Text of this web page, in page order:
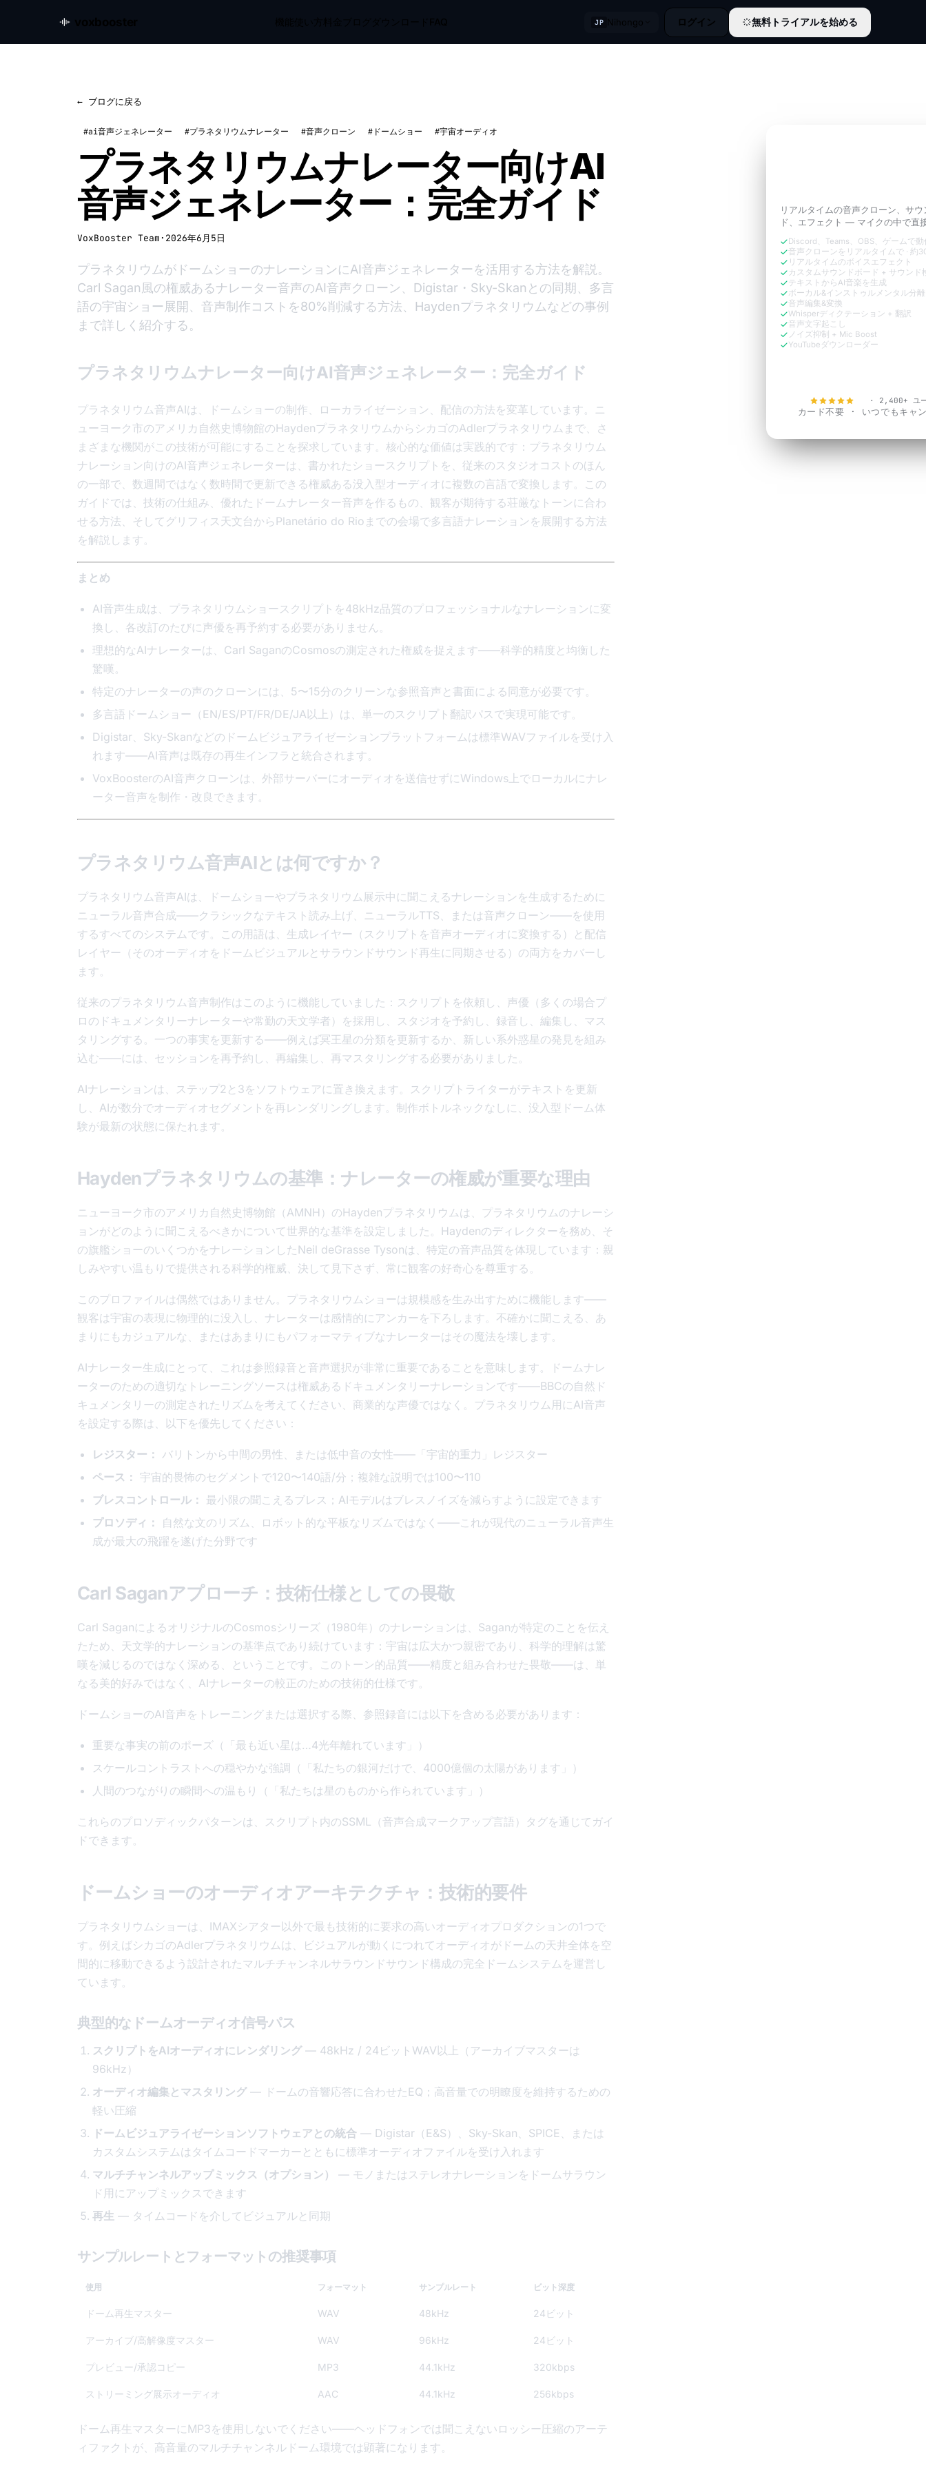
JP Nihongo ログイン 無料トライアルを始める
← ブログに戻る
#ai音声ジェネレーター #プラネタリウムナレーター #音声クローン #ドームショー #宇宙オーディオ
プラネタリウムナレーター向けAI
音声ジェネレーター：完全ガイド
VoxBooster Team · 2026年6月5日
プラネタリウムがドームショーのナレーションにAI音声ジェネレーターを活用する方法を解説。
Carl Sagan風の権威あるナレーター音声のAI音声クローン、Digistar・Sky-Skanとの同期、多言
語の宇宙ショー展開、音声制作コストを80%削減する方法、Haydenプラネタリウムなどの事例
まで詳しく紹介する。
プラネタリウムナレーター向けAI音声ジェネレーター：完全ガイド
プラネタリウム音声AIは、ドームショーの制作、ローカライゼーション、配信の方法を変革しています。ニ
ューヨーク市のアメリカ自然史博物館のHaydenプラネタリウムからシカゴのAdlerプラネタリウムまで、さ
まざまな機関がこの技術が可能にすることを探求しています。核心的な価値は実践的です：プラネタリウム
ナレーション向けのAI音声ジェネレーターは、書かれたショースクリプトを、従来のスタジオコストのほん
の一部で、数週間ではなく数時間で更新できる権威ある没入型オーディオに複数の言語で変換します。この
ガイドでは、技術の仕組み、優れたドームナレーター音声を作るもの、観客が期待する荘厳なトーンに合わ
せる方法、そしてグリフィス天文台からPlanetário do Rioまでの会場で多言語ナレーションを展開する方法
を解説します。
まとめ
AI音声生成は、プラネタリウムショースクリプトを48kHz品質のプロフェッショナルなナレーションに変
換し、各改訂のたびに声優を再予約する必要がありません。
理想的なAIナレーターは、Carl SaganのCosmosの測定された権威を捉えます——科学的精度と均衡した
驚嘆。
特定のナレーターの声のクローンには、5〜15分のクリーンな参照音声と書面による同意が必要です。
多言語ドームショー（EN/ES/PT/FR/DE/JA以上）は、単一のスクリプト翻訳パスで実現可能です。
Digistar、Sky-Skanなどのドームビジュアライゼーションプラットフォームは標準WAVファイルを受け入
れます——AI音声は既存の再生インフラと統合されます。
VoxBoosterのAI音声クローンは、外部サーバーにオーディオを送信せずにWindows上でローカルにナレ
ーター音声を制作・改良できます。
プラネタリウム音声AIとは何ですか？
プラネタリウム音声AIは、ドームショーやプラネタリウム展示中に聞こえるナレーションを生成するために
ニューラル音声合成——クラシックなテキスト読み上げ、ニューラルTTS、または音声クローン——を使用
するすべてのシステムです。この用語は、生成レイヤー（スクリプトを音声オーディオに変換する）と配信
レイヤー（そのオーディオをドームビジュアルとサラウンドサウンド再生に同期させる）の両方をカバーし
ます。
従来のプラネタリウム音声制作はこのように機能していました：スクリプトを依頼し、声優（多くの場合プ
ロのドキュメンタリーナレーターや常勤の天文学者）を採用し、スタジオを予約し、録音し、編集し、マス
タリングする。一つの事実を更新する——例えば冥王星の分類を更新するか、新しい系外惑星の発見を組み
込む——には、セッションを再予約し、再編集し、再マスタリングする必要がありました。
AIナレーションは、ステップ2と3をソフトウェアに置き換えます。スクリプトライターがテキストを更新
し、AIが数分でオーディオセグメントを再レンダリングします。制作ボトルネックなしに、没入型ドーム体
験が最新の状態に保たれます。
Haydenプラネタリウムの基準：ナレーターの権威が重要な理由
ニューヨーク市のアメリカ自然史博物館（AMNH）のHaydenプラネタリウムは、プラネタリウムのナレーシ
ョンがどのように聞こえるべきかについて世界的な基準を設定しました。Haydenのディレクターを務め、そ
の旗艦ショーのいくつかをナレーションしたNeil deGrasse Tysonは、特定の音声品質を体現しています：親
しみやすい温もりで提供される科学的権威、決して見下さず、常に観客の好奇心を尊重する。
このプロファイルは偶然ではありません。プラネタリウムショーは規模感を生み出すために機能します——
観客は宇宙の表現に物理的に没入し、ナレーターは感情的にアンカーを下ろします。不確かに聞こえる、あ
まりにもカジュアルな、またはあまりにもパフォーマティブなナレーターはその魔法を壊します。
AIナレーター生成にとって、これは参照録音と音声選択が非常に重要であることを意味します。ドームナレ
ーターのための適切なトレーニングソースは権威あるドキュメンタリーナレーションです——BBCの自然ド
キュメンタリーの測定されたリズムを考えてください、商業的な声優ではなく。プラネタリウム用にAI音声
を設定する際は、以下を優先してください：
レジスター： バリトンから中間の男性、または低中音の女性——「宇宙的重力」レジスター
ペース： 宇宙的畏怖のセグメントで120〜140語/分；複雑な説明では100〜110
ブレスコントロール： 最小限の聞こえるブレス；AIモデルはブレスノイズを減らすように設定できます
プロソディ：
自然な文のリズム、ロボット的な平板なリズムではなく——これが現代のニューラル音声生
成が最大の飛躍を遂げた分野です
Carl Saganアプローチ：技術仕様としての畏敬
Carl SaganによるオリジナルのCosmosシリーズ（1980年）のナレーションは、Saganが特定のことを伝え
たため、天文学的ナレーションの基準点であり続けています：宇宙は広大かつ親密であり、科学的理解は驚
嘆を減じるのではなく深める、ということです。このトーン的品質——精度と組み合わせた畏敬——は、単
なる美的好みではなく、AIナレーターの較正のための技術的仕様です。
ドームショーのAI音声をトレーニングまたは選択する際、参照録音には以下を含める必要があります：
重要な事実の前のポーズ（「最も近い星は…4光年離れています」）
スケールコントラストへの穏やかな強調（「私たちの銀河だけで、4000億個の太陽があります」）
人間のつながりの瞬間への温もり（「私たちは星のものから作られています」）
これらのプロソディックパターンは、スクリプト内のSSML（音声合成マークアップ言語）タグを通じてガイ
ドできます。
ドームショーのオーディオアーキテクチャ：技術的要件
プラネタリウムショーは、IMAXシアター以外で最も技術的に要求の高いオーディオプロダクションの1つで
す。例えばシカゴのAdlerプラネタリウムは、ビジュアルが動くにつれてオーディオがドームの天井全体を空
間的に移動できるよう設計されたマルチチャンネルサラウンドサウンド構成の完全ドームシステムを運営し
ています。
典型的なドームオーディオ信号パス
スクリプトをAIオーディオにレンダリング— 48kHz / 24ビットWAV以上（アーカイブマスターは
96kHz）
オーディオ編集とマスタリング— ドームの音響応答に合わせたEQ；高音量での明瞭度を維持するための
軽い圧縮
ドームビジュアライゼーションソフトウェアとの統合 — Digistar（E&S）、Sky-Skan、SPICE、または
カスタムシステムはタイムコードマーカーとともに標準オーディオファイルを受け入れます
マルチチャンネルアップミックス（オプション）
— モノまたはステレオナレーションをドームサラウン
ド用にアップミックスできます
再生 — タイムコードを介してビジュアルと同期
サンプルレートとフォーマットの推奨事項
使用 フォーマット サンプルレート ビット深度
ドーム再生マスター WAV 48kHz 24ビット
アーカイブ/高解像度マスター WAV 96kHz 24ビット
プレビュー/承認コピー MP3 44.1kHz 320kbps
ストリーミング展示オーディオ AAC 44.1kHz 256kbps
ドーム再生マスターにMP3を使用しないでください——ヘッドフォンでは聞こえないロッシー圧縮のアーテ
ィファクトが、高音量のマルチチャンネルドーム環境では顕著になります。
リアルタイムの音声クローン、サ
ド、エフェクト — マイクの中で直
Discord、Teams、OBS、ゲームで動
音声クローンをリアルタイムで · 約
リアルタイムのボイスエフェクト
カスタムサウンドボード + サウンド
テキストからAI音楽を生成
ボーカル&インストゥルメンタル分離
音声編集&変換
Whisperディクテーション + 翻訳
音声文字起こし
ノイズ抑制 + Mic Boost
YouTubeダウンローダー
· 2,400+ ユ
カード不要 · いつでもキャ